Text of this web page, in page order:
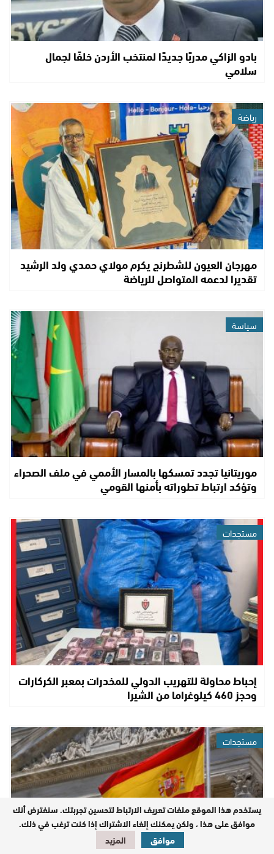
بادو الزاكي مدربًا جديدًا لمنتخب الأردن خلفًا لجمال
سلامي
رياضة
مهرجان العيون للشطرنج يكرم مولاي حمدي ولد الرشيد
تقديرا لدعمه المتواصل للرياضة
سياسة
موريتانيا تجدد تمسكها بالمسار الأممي في ملف الصحراء
وتؤكد ارتباط تطوراته بأمنها القومي
مستجدات
إحباط محاولة للتهريب الدولي للمخدرات بمعبر الكركارات
وحجز 460 كيلوغراما من الشيرا
مستجدات
يستخدم هذا الموقع ملفات تعريف الارتباط لتحسين تجربتك. سنفترض أنك
موافق على هذا ، ولكن يمكنك إلغاء الاشتراك إذا كنت ترغب في ذلك.
موافق
المزيد